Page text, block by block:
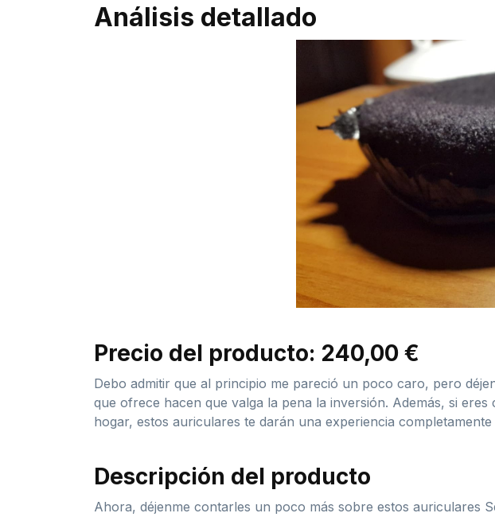
Análisis detallado
Precio del producto: 240,00 €
Debo admitir que al principio me pareció un poco caro, pero
que ofrece hacen que valga la pena la inversión. Además, si
hogar, estos auriculares te darán una experiencia completamente
Descripción del producto
Ahora, déjenme contarles un poco más sobre estos auriculares